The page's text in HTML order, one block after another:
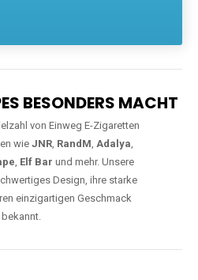
BESONDERS MACHT
von Einweg E-Zigaretten
wie JNR, RandM, Adalya,
, Elf Bar und mehr. Unsere
Design, ihre starke
einzigartigen Geschmack
bekannt.